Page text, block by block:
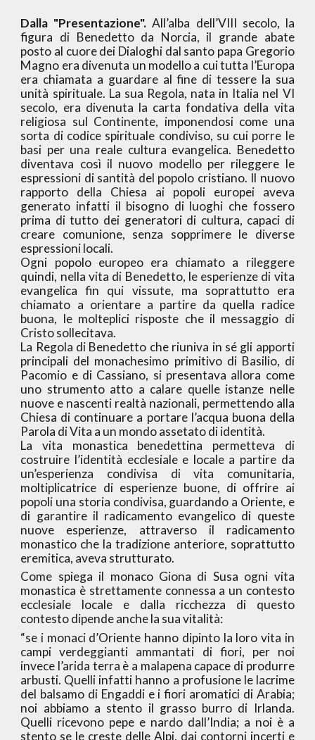
Dalla "Presentazione".All’alba dell’VIII secolo, la
figura di Benedetto da Norcia, il grande abate
posto al cuore dei Dialoghi dal santo papa Gregorio
Magno era divenuta un modello a cui tutta l’Europa
era chiamata a guardare al fine di tessere la sua
unità spirituale. La sua Regola, nata in Italia nel VI
secolo, era divenuta la carta fondativa della vita
religiosa sul Continente, imponendosi come una
sorta di codice spirituale condiviso, su cui porre le
basi per una reale cultura evangelica. Benedetto
diventava così il nuovo modello per rileggere le
espressioni di santità del popolo cristiano. Il nuovo
rapporto della Chiesa ai popoli europei aveva
generato infatti il bisogno di luoghi che fossero
prima di tutto dei generatori di cultura, capaci di
creare comunione, senza sopprimere le diverse
espressioni locali.
Ogni popolo europeo era chiamato a rileggere
quindi, nella vita di Benedetto, le esperienze di vita
evangelica fin qui vissute, ma soprattutto era
chiamato a orientare a partire da quella radice
buona, le molteplici risposte che il messaggio di
Cristo sollecitava.
La Regola di Benedetto che riuniva in sé gli apporti
principali del monachesimo primitivo di Basilio, di
Pacomio e di Cassiano, si presentava allora come
uno strumento atto a calare quelle istanze nelle
nuove e nascenti realtà nazionali, permettendo alla
Chiesa di continuare a portare l’acqua buona della
Parola di Vita a un mondo assetato di identità.
La vita monastica benedettina permetteva di
costruire l’identità ecclesiale e locale a partire da
un’esperienza condivisa di vita comunitaria,
moltiplicatrice di esperienze buone, di offrire ai
popoli una storia condivisa, guardando a Oriente, e
di garantire il radicamento evangelico di queste
nuove esperienze, attraverso il radicamento
monastico che la tradizione anteriore, soprattutto
eremitica, aveva strutturato.
Come spiega il monaco Giona di Susa ogni vita
monastica è strettamente connessa a un contesto
ecclesiale locale e dalla ricchezza di questo
contesto dipende anche la sua vitalità:
“se i monaci d’Oriente hanno dipinto la loro vita in
campi verdeggianti ammantati di fiori, per noi
invece l’arida terra è a malapena capace di produrre
arbusti. Quelli infatti hanno a profusione le lacrime
del balsamo di Engaddi e i fiori aromatici di Arabia;
noi abbiamo a stento il grasso burro di Irlanda.
Quelli ricevono pepe e nardo dall’India; a noi è a
stento se le creste delle Alpi, dai contorni incerti e